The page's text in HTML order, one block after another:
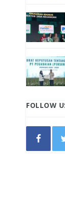
FOLLOW